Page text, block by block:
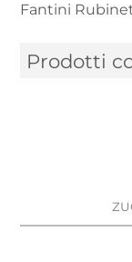
Fantini
Prodotti